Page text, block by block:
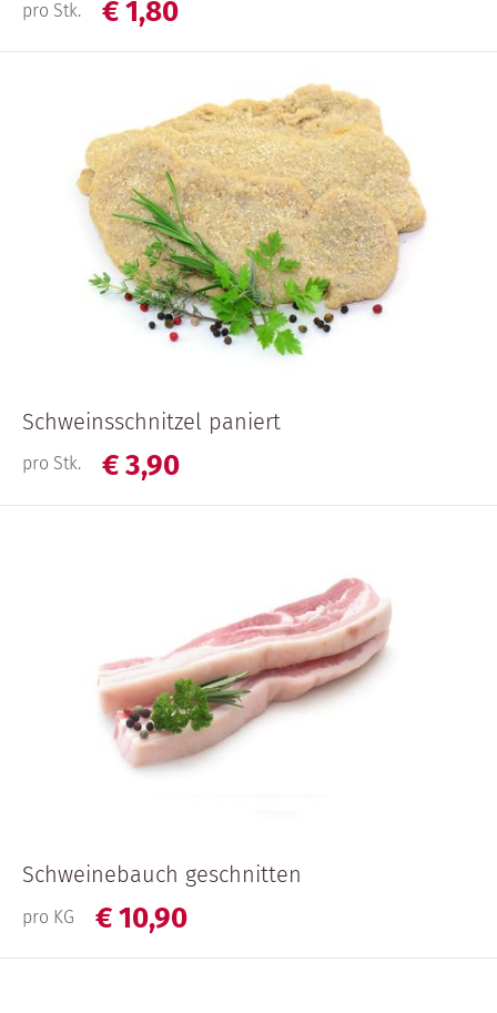
pro Stk. €1,80
Schweinsschnitzel paniert
pro Stk. €3,90
Schweinebauch geschnitten
pro KG €10,90